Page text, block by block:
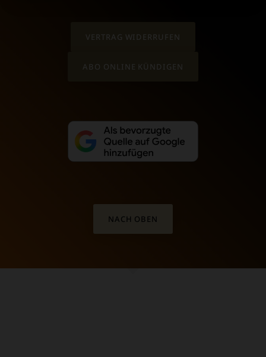
VERTRAG WIDERRUFEN
ABO ONLINE KÜNDIGEN
NACH OBEN